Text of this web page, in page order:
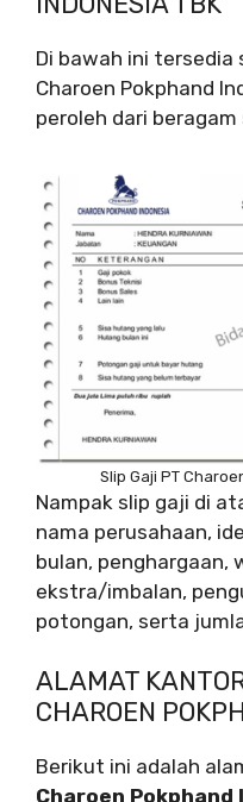
Di bawah ini tersedia
Charoen Pokphand
peroleh dari beragam
Slip Gaji PT
Nampak slip gaji di
nama perusahaan,
bulan, penghargaan,
ekstra/imbalan,
potongan, serta
ALAMAT
CHAROEN
Berikut ini adalah
Charoen Pokphand